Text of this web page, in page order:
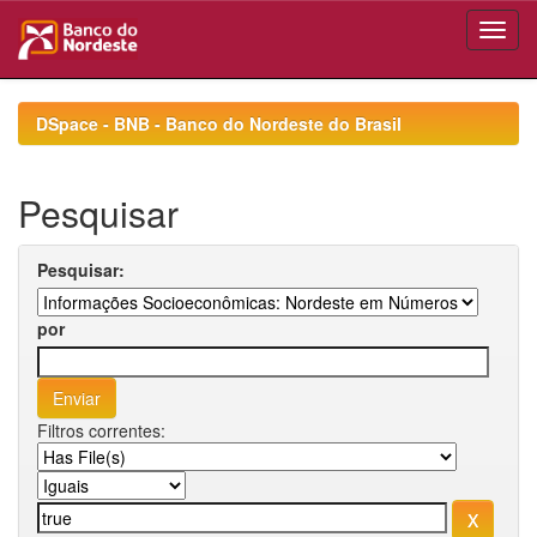
navigationDSpace - BNB - Banco do Nordeste do Brasil
Pesquisar
Pesquisar:
por
Filtros correntes: